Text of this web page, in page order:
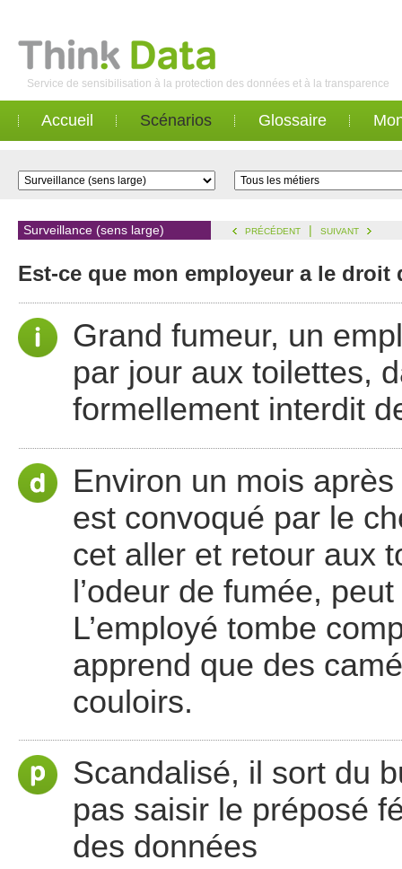
Service de sensibilisation à la protection des données et à la transparence
Accueil Scénarios Glossaire
Surveillance (sens large) PRÉCÉDENT | SUIVANT
Est-ce que mon employeur a le
Grand fumeur, un
par jour aux toilettes,
formellement interdit
Environ un mois
est convoqué par le
cet aller et retour aux
l’odeur de fumée,
L’employé tombe
apprend que des
couloirs.
Scandalisé, il sort du
pas saisir le préposé
des données